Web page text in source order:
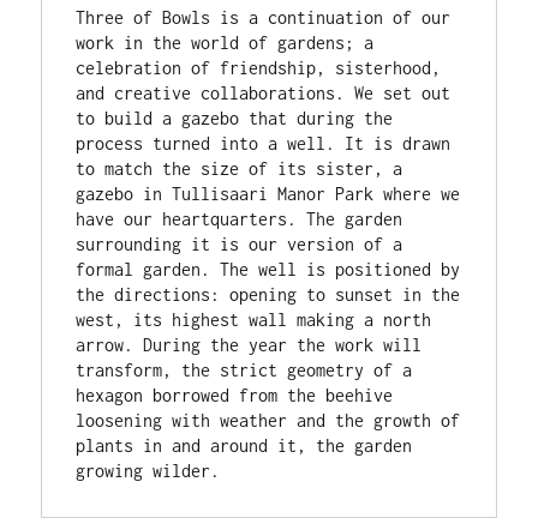
Three of Bowls is a continuation of our
work in the world of gardens; a
celebration of friendship, sisterhood,
and creative collaborations. We set out
to build a gazebo that during the
process turned into a well. It is drawn
to match the size of its sister, a
gazebo in Tullisaari Manor Park where we
have our heartquarters. The garden
surrounding it is our version of a
formal garden. The well is positioned by
the directions: opening to sunset in the
west, its highest wall making a north
arrow. During the year the work will
transform, the strict geometry of a
hexagon borrowed from the beehive
loosening with weather and the growth of
plants in and around it, the garden
growing wilder.